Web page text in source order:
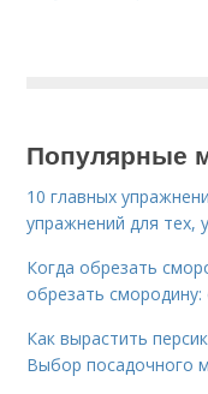
Популярные
10 главных
упражнений для тех,
Когда обрезать
обрезать
Как вырастить
Выбор посадочного